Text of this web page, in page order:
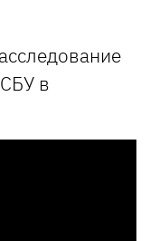
в